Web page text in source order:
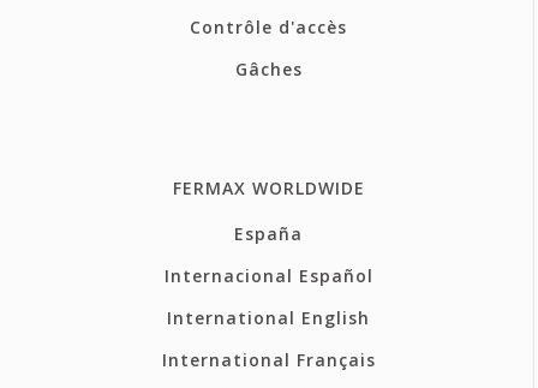
Contrôle d'accès
Gâches
FERMAX WORLDWIDE
España
Internacional Español
International English
International Français